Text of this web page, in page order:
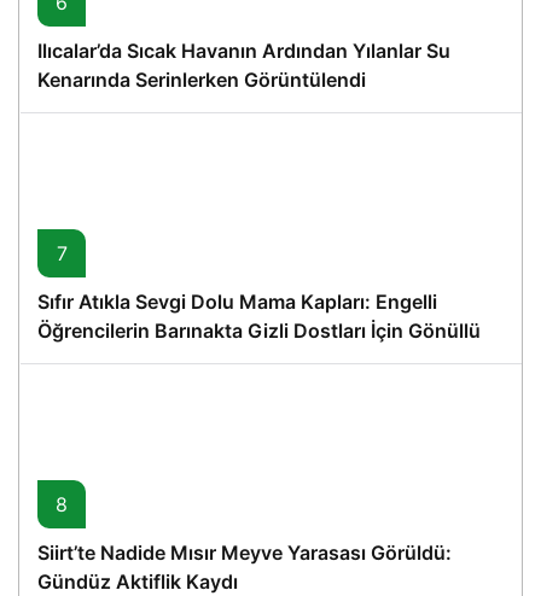
Ilıcalar’da Sıcak Havanın Ardından Yılanlar Su
Kenarında Serinlerken Görüntülendi
7
Sıfır Atıkla Sevgi Dolu Mama Kapları: Engelli
Öğrencilerin Barınakta Gizli Dostları İçin Gönüllü
Proje
8
Siirt’te Nadide Mısır Meyve Yarasası Görüldü:
Gündüz Aktiflik Kaydı